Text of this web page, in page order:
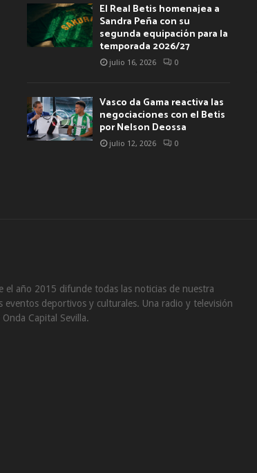
El Real Betis homenajea a
Sandra Peña con su
segunda equipación para la
temporada 2026/27
julio 16, 2026 0
Vasco da Gama reactiva las
negociaciones con el Betis
por Nelson Deossa
julio 12, 2026 0
el año 2015 difunde todas las noticias de nuestra
eventos deportivos y culturales. Una radio y televisión
Capital Sevilla.